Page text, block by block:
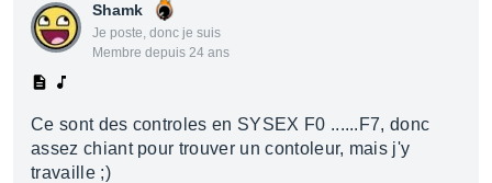
Shamk
Je poste, donc je suis
Membre depuis 24 ans
Ce sont des controles en SYSEX F0 ......F7, donc
assez chiant pour trouver un contoleur, mais j'y
travaille ;)